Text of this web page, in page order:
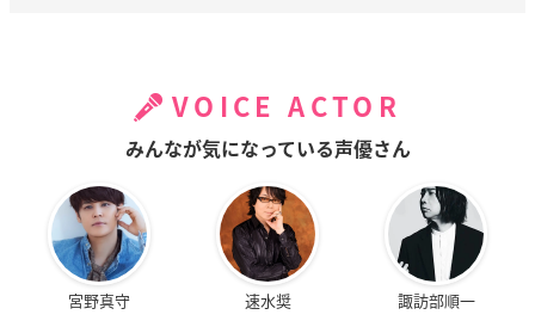
VOICE ACTOR
みんなが気になっている声優さん
宮野真守 速水奨 諏訪部順一